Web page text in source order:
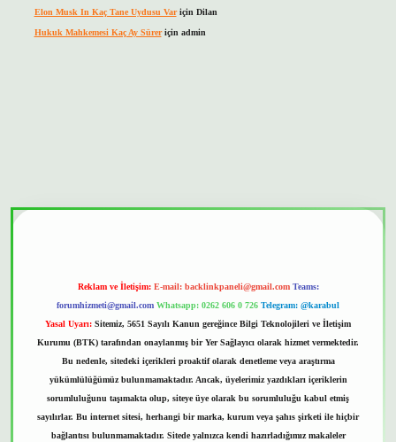
Elon Musk In Kaç Tane Uydusu Variçin Dilan
Hukuk Mahkemesi Kaç Ay Süreriçin admin
Reklam ve İletişim: E-mail: backlinkpaneli@gmail.com Teams:
forumhizmeti@gmail.com Whatsapp: 0262 606 0 726 Telegram: @karabul
Yasal Uyarı: Sitemiz, 5651 Sayılı Kanun gereğince Bilgi Teknolojileri ve İletişim
Kurumu (BTK) tarafından onaylanmış bir Yer Sağlayıcı olarak hizmet vermektedir.
Bu nedenle, sitedeki içerikleri proaktif olarak denetleme veya araştırma
yükümlülüğümüz bulunmamaktadır. Ancak, üyelerimiz yazdıkları içeriklerin
sorumluluğunu taşımakta olup, siteye üye olarak bu sorumluluğu kabul etmiş
sayılırlar. Bu internet sitesi, herhangi bir marka, kurum veya şahıs şirketi ile hiçbir
bağlantısı bulunmamaktadır. Sitede yalnızca kendi hazırladığımız makaleler